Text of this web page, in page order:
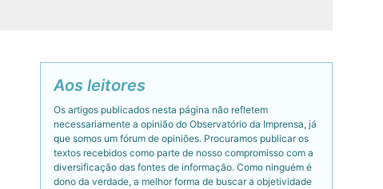
Aos leitores
Os artigos publicados nesta página não refletem
necessariamente a opinião do Observatório da Imprensa, já
que somos um fórum de opiniões. Procuramos publicar os
textos recebidos como parte de nosso compromisso com a
diversificação das fontes de informação. Como ninguém é
dono da verdade, a melhor forma de buscar a objetividade